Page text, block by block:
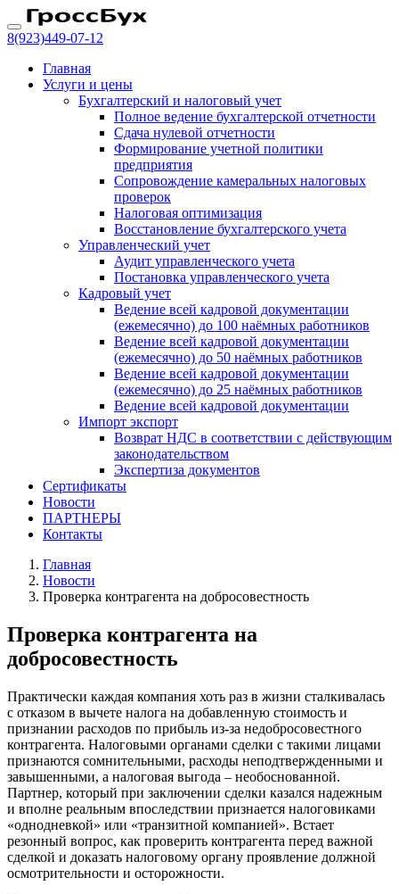
8(923)449-07-12
Главная
Услуги и цены
Бухгалтерский и налоговый учет
Полное ведение бухгалтерской отчетности
Сдача нулевой отчетности
Формирование учетной политики
предприятия
Сопровождение камеральных налоговых
проверок
Налоговая оптимизация
Восстановление бухгалтерского учета
Управленческий учет
Аудит управленческого учета
Постановка управленческого учета
Кадровый учет
Ведение всей кадровой документации
(ежемесячно) до 100 наёмных работников
Ведение всей кадровой документации
(ежемесячно) до 50 наёмных работников
Ведение всей кадровой документации
(ежемесячно) до 25 наёмных работников
Ведение всей кадровой документации
Импорт экспорт
Возврат НДС в соответствии с действующим
законодательством
Экспертиза документов
Сертификаты
Новости
ПАРТНЕРЫ
Контакты
Главная
Новости
Проверка контрагента на добросовестность
Проверка контрагента на
добросовестность
Практически каждая компания хоть раз в жизни сталкивалась
с отказом в вычете налога на добавленную стоимость и
признании расходов по прибыль из-за недобросовестного
контрагента. Налоговыми органами сделки с такими лицами
признаются сомнительными, расходы неподтвержденными и
завышенными, а налоговая выгода – необоснованной.
Партнер, который при заключении сделки казался надежным
и вполне реальным впоследствии признается налоговиками
«однодневкой» или «транзитной компанией». Встает
резонный вопрос, как проверить контрагента перед важной
сделкой и доказать налоговому органу проявление должной
осмотрительности и осторожности.